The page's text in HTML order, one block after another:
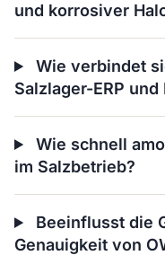
und korrosiver
Wie verbindet
Salzlager-ERP
Wie schnell
im Salzbetrieb?
Beeinflusst die
Genauigkeit von